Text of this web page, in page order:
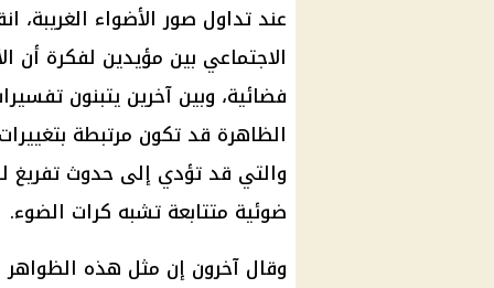
عند تداول صور الأضواء
الاجتماعي بين مؤيدين لفكرة أن
فضائية، وبين آخرين يتبنون
الظاهرة قد تكون مرتبطة
والتي قد تؤدي إلى حدوث تفريغ
ضوئية متتابعة تشبه كرات الضوء.
وقال آخرون إن مثل هذه الظواهر